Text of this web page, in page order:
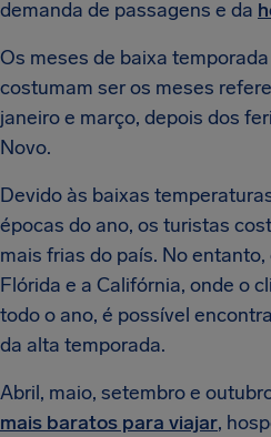
demanda de passagens e da
Os meses de baixa
costumam ser os meses
janeiro e março, depois dos
Novo.
Devido às baixas
épocas do ano, os turistas
mais frias do país. No
Flórida e a Califórnia, onde o
todo o ano, é possível
da alta temporada.
Abril, maio, setembro e
mais baratos para viajar,